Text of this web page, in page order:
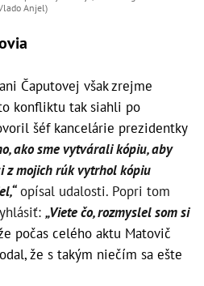
Anjel)
Čaputovej však zrejme
konfliktu tak siahli po
šéf kancelárie prezidentky
ako sme vytvárali kópiu, aby
z mojich rúk vytrhol kópiu
opísal udalosti. Popri tom
„Viete čo, rozmyslel som si
počas celého aktu Matovič
že s takým niečím sa ešte